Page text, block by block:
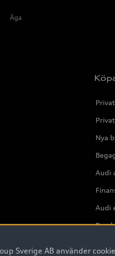
Äga
Nya
Audi
Audi
Sverige AB använder